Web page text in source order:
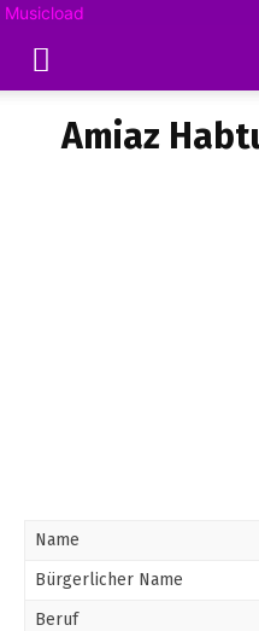
Musicload
Amiaz
Name
Bürgerlicher Name
Beruf